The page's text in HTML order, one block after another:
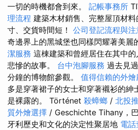
一切的時機都會到來。 記帳事務所
理流程 建築木材銷售、完整屋頂材
寸、交貨時間短！ 公司登記流程與
奇邊界上的黑城堡也同樣閃耀著美麗
潔服務 這棟建築和曾經居住在其中
悲慘的故事。 台中泡腳服務 過去見
分鐘的博物館參觀。 值得信賴的外燴
多是穿著裙子的女士和穿著襯衫的紳
是裸露的。 Történet 殺蟑螂 / 北投
質外燴選擇 / Geschichte Tihany，
牙利歷史和文化的決定性聚居地 電